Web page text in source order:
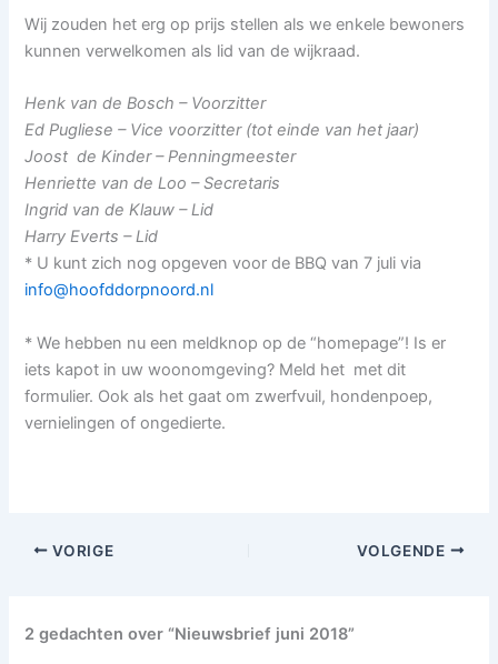
Wij zouden het erg op prijs stellen als we enkele bewoners
kunnen verwelkomen als lid van de wijkraad.
Henk van de Bosch – Voorzitter
Ed Pugliese – Vice voorzitter (tot einde van het jaar)
Joost de Kinder – Penningmeester
Henriette van de Loo – Secretaris
Ingrid van de Klauw – Lid
Harry Everts – Lid
* U kunt zich nog opgeven voor de BBQ van 7 juli via
info@hoofddorpnoord.nl
* We hebben nu een meldknop op de “homepage”! Is er
iets kapot in uw woonomgeving? Meld het met dit
formulier. Ook als het gaat om zwerfvuil, hondenpoep,
vernielingen of ongedierte.
VORIGE VOLGENDE
2 gedachten over “Nieuwsbrief juni 2018”